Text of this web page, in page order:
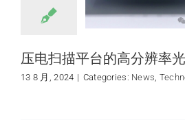
压电扫描平台的高分辨率
13 8 月, 2024 | Categories: News,